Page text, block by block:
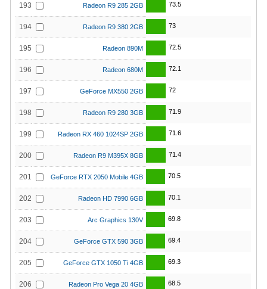
193 Radeon R9 285 2GB 73.5
194 Radeon R9 380 2GB 73
195 Radeon 890M 72.5
196 Radeon 680M 72.1
197 GeForce MX550 2GB 72
198 Radeon R9 280 3GB 71.9
199 Radeon RX 460 1024SP 2GB 71.6
200 Radeon R9 M395X 8GB 71.4
201 GeForce RTX 2050 Mobile 4GB 70.5
202 Radeon HD 7990 6GB 70.1
203 Arc Graphics 130V 69.8
204 GeForce GTX 590 3GB 69.4
205 GeForce GTX 1050 Ti 4GB 69.3
206 Radeon Pro Vega 20 4GB 68.5